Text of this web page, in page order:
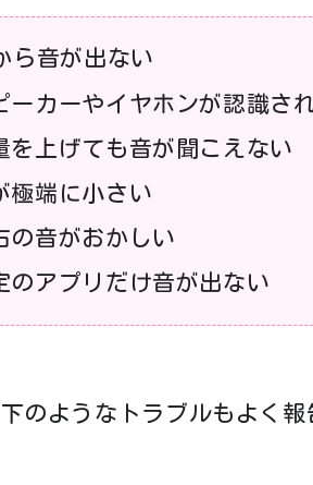
ら音が出ない
ーカーやイヤホンが認識さ
を上げても音が聞こえない
極端に小さい
の音がおかしい
のアプリだけ音が出ない
のようなトラブルもよく